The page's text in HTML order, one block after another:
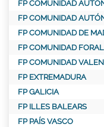
FP COMUNIDAD
FP COMUNIDAD
FP COMUNIDAD DE
FP COMUNIDAD
FP COMUNIDAD
FP EXTREMADURA
FP GALICIA
FP ILLES BALEARS
FP PAÍS VASCO